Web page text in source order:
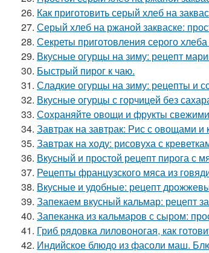
26. Как приготовить серый хлеб на
27. Серый хлеб на ржаной закваске:
28. Секреты приготовления серого
29. Вкусные огурцы на зиму: рецепт
30. Быстрый пирог к чаю.
31. Сладкие огурцы на зиму: рецепты и
32. Вкусные огурцы с горчицей без
33. Сохраняйте овощи и фрукты
34. Завтрак на завтрак: Рис с овощами и
35. Завтрак на ходу: рисовуха с
36. Вкусный и простой рецепт пирога с
37. Рецепты французского мяса из
38. Вкусные и удобные: рецепт
39. Запекаем вкусный кальмар: рецепт
40. Запеканка из кальмаров с сыром:
41. Гриб рядовка лиловоногая, как
42. Индийское блюдо из фасоли маш.